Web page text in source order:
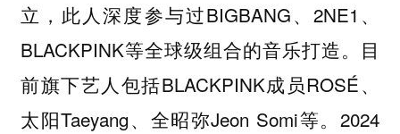
立，此人深度参与过BIGBANG、2NE1、
BLACKPINK等全球级组合的音乐打造。目
前旗下艺人包括BLACKPINK成员ROSÉ、
太阳Taeyang、全昭弥Jeon Somi等。2024